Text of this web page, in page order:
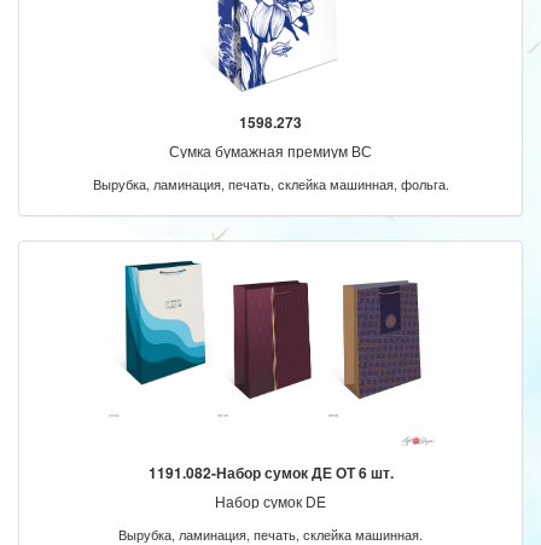
1598.273
Сумка бумажная премиум ВС
Вырубка, ламинация, печать, склейка машинная, фольга.
1191.082-Набор сумок ДЕ ОТ 6 шт.
Набор сумок DE
Вырубка, ламинация, печать, склейка машинная.